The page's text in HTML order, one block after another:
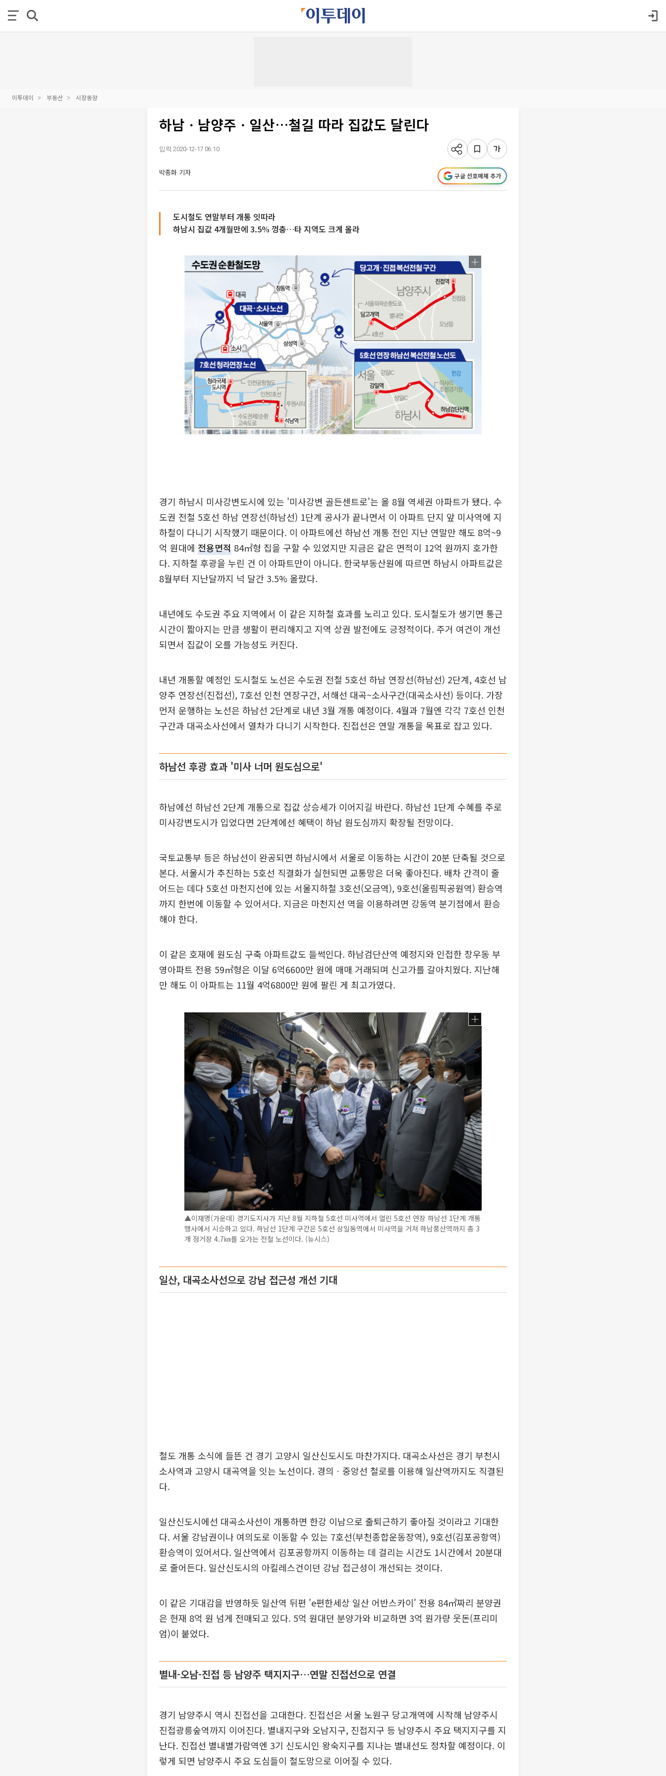
이투데이 부동산 시장동향
하남ㆍ남양주ㆍ일산…철길 따라 집값도 달린다
입력 2020-12-17 06:10
박종화 기자 구글 선호매체 추가
도시철도 연말부터 개통 잇따라
하남시 집값 4개월만에 3.5% 껑충…타 지역도 크게 올라
경기 하남시 미사강변도시에 있는 '미사강변 골든센트로'는 올 8월 역세권 아파트가 됐다. 수
도권 전철 5호선 하남 연장선(하남선) 1단계 공사가 끝나면서 이 아파트 단지 앞 미사역에 지
하철이 다니기 시작했기 때문이다. 이 아파트에선 하남선 개통 전인 지난 연말만 해도 8억~9
억 원대에 전용면적 84㎡형 집을 구할 수 있었지만 지금은 같은 면적이 12억 원까지 호가한
다. 지하철 후광을 누린 건 이 아파트만이 아니다. 한국부동산원에 따르면 하남시 아파트값은
8월부터 지난달까지 넉 달간 3.5% 올랐다.
내년에도 수도권 주요 지역에서 이 같은 지하철 효과를 노리고 있다. 도시철도가 생기면 통근
시간이 짧아지는 만큼 생활이 편리해지고 지역 상권 발전에도 긍정적이다. 주거 여건이 개선
되면서 집값이 오를 가능성도 커진다.
내년 개통할 예정인 도시철도 노선은 수도권 전철 5호선 하남 연장선(하남선) 2단계, 4호선 남
양주 연장선(진접선), 7호선 인천 연장구간, 서해선 대곡~소사구간(대곡소사선) 등이다. 가장
먼저 운행하는 노선은 하남선 2단계로 내년 3월 개통 예정이다. 4월과 7월엔 각각 7호선 인천
구간과 대곡소사선에서 열차가 다니기 시작한다. 진접선은 연말 개통을 목표로 잡고 있다.
하남선 후광 효과 '미사 너머 원도심으로'
하남에선 하남선 2단계 개통으로 집값 상승세가 이어지길 바란다. 하남선 1단계 수혜를 주로
미사강변도시가 입었다면 2단계에선 혜택이 하남 원도심까지 확장될 전망이다.
국토교통부 등은 하남선이 완공되면 하남시에서 서울로 이동하는 시간이 20분 단축될 것으로
본다. 서울시가 추진하는 5호선 직결화가 실현되면 교통망은 더욱 좋아진다. 배차 간격이 줄
어드는 데다 5호선 마천지선에 있는 서울지하철 3호선(오금역), 9호선(올림픽공원역) 환승역
까지 한번에 이동할 수 있어서다. 지금은 마천지선 역을 이용하려면 강동역 분기점에서 환승
해야 한다.
이 같은 호재에 원도심 구축 아파트값도 들썩인다. 하남검단산역 예정지와 인접한 창우동 부
영아파트 전용 59㎡형은 이달 6억6600만 원에 매매 거래되며 신고가를 갈아치웠다. 지난해
만 해도 이 아파트는 11월 4억6800만 원에 팔린 게 최고가였다.
▲이재명(가운데) 경기도지사가 지난 8월 지하철 5호선 미사역에서 열린 5호선 연장 하남선 1단계 개통
행사에서 시승하고 있다. 하남선 1단계 구간은 5호선 상일동역에서 미사역을 거쳐 하남풍산역까지 총 3
개 정거장 4.7㎞를 오가는 전철 노선이다. (뉴시스)
일산, 대곡소사선으로 강남 접근성 개선 기대
철도 개통 소식에 들뜬 건 경기 고양시 일산신도시도 마찬가지다. 대곡소사선은 경기 부천시
소사역과 고양시 대곡역을 잇는 노선이다. 경의ㆍ중앙선 철로를 이용해 일산역까지도 직결된
다.
일산신도시에선 대곡소사선이 개통하면 한강 이남으로 출퇴근하기 좋아질 것이라고 기대한
다. 서울 강남권이나 여의도로 이동할 수 있는 7호선(부천종합운동장역), 9호선(김포공항역)
환승역이 있어서다. 일산역에서 김포공항까지 이동하는 데 걸리는 시간도 1시간에서 20분대
로 줄어든다. 일산신도시의 아킬레스건이던 강남 접근성이 개선되는 것이다.
이 같은 기대감을 반영하듯 일산역 뒤편 'e편한세상 일산 어반스카이' 전용 84㎡짜리 분양권
은 현재 8억 원 넘게 전매되고 있다. 5억 원대던 분양가와 비교하면 3억 원가량 웃돈(프리미
엄)이 붙었다.
별내-오남-진접 등 남양주 택지지구…연말 진접선으로 연결
경기 남양주시 역시 진접선을 고대한다. 진접선은 서울 노원구 당고개역에 시작해 남양주시
진접광릉숲역까지 이어진다. 별내지구와 오남지구, 진접지구 등 남양주시 주요 택지지구를 지
난다. 진접선 별내별가람역엔 3기 신도시인 왕숙지구를 지나는 별내선도 정차할 예정이다. 이
렇게 되면 남양주시 주요 도심들이 철도망으로 이어질 수 있다.